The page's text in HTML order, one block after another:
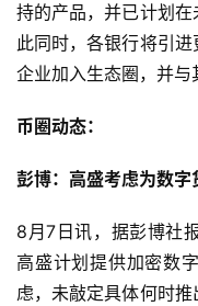
持的产品，并已计划
此同时，各银行将引
企业加入生态圈，并与
币圈动态：
彭博：高盛考虑为数
8月7日讯，据彭博社
高盛计划提供加密数
虑，未敲定具体何时